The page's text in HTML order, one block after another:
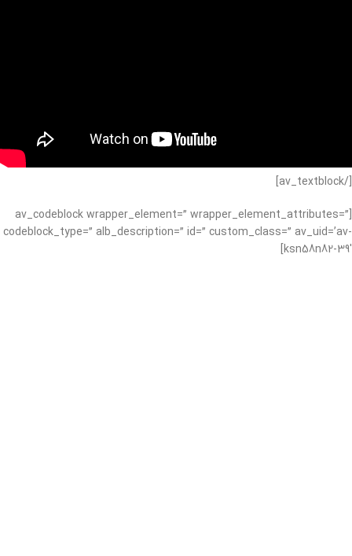
[/av_textblock]
[av_codeblock wrapper_element=” wrapper_element_attributes=”
codeblock_type=” alb_description=” id=” custom_class=” av_uid=’av-
ksn58n82-39′]